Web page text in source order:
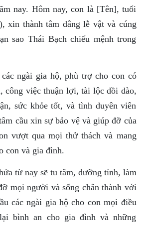
nay. Hôm nay, con là [Tên], tuổi
xin thành tâm dâng lễ vật và cúng
sao Thái Bạch chiếu mệnh trong
ngài gia hộ, phù trợ cho con có
công việc thuận lợi, tài lộc dồi dào,
sức khỏe tốt, và tình duyên viên
cầu xin sự bảo vệ và giúp đỡ của
vượt qua mọi thử thách và mang
con và gia đình.
từ nay sẽ tu tâm, dưỡng tính, làm
mọi người và sống chân thành với
các ngài gia hộ cho con mọi điều
bình an cho gia đình và những